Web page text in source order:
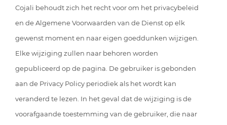
Cojali behoudt zich het recht voor om het privacybeleid
en de Algemene Voorwaarden van de Dienst op elk
gewenst moment en naar eigen goeddunken wijzigen.
Elke wijziging zullen naar behoren worden
gepubliceerd op de pagina. De gebruiker is gebonden
aan de Privacy Policy periodiek als het wordt kan
veranderd te lezen. In het geval dat de wijziging is de
voorafgaande toestemming van de gebruiker, die naar